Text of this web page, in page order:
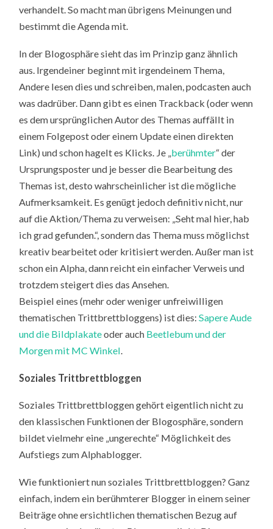
verhandelt. So macht man übrigens Meinungen und
bestimmt die Agenda mit.
In der Blogosphäre sieht das im Prinzip ganz ähnlich
aus. Irgendeiner beginnt mit irgendeinem Thema,
Andere lesen dies und schreiben, malen, podcasten auch
was dadrüber. Dann gibt es einen Trackback (oder wenn
es dem ursprünglichen Autor des Themas auffällt in
einem Folgepost oder einem Update einen direkten
Link) und schon hagelt es Klicks. Je „berühmter“ der
Ursprungsposter und je besser die Bearbeitung des
Themas ist, desto wahrscheinlicher ist die mögliche
Aufmerksamkeit. Es genügt jedoch definitiv nicht, nur
auf die Aktion/Thema zu verweisen: „Seht mal hier, hab
ich grad gefunden.“, sondern das Thema muss möglichst
kreativ bearbeitet oder kritisiert werden. Außer man ist
schon ein Alpha, dann reicht ein einfacher Verweis und
trotzdem steigert dies das Ansehen.
Beispiel eines (mehr oder weniger unfreiwilligen
thematischen Trittbrettbloggens) ist dies:Sapere Aude
und die Bildplakateoder auch Beetlebum und der
Morgen mit MC Winkel.
Soziales Trittbrettbloggen
Soziales Trittbrettbloggen gehört eigentlich nicht zu
den klassischen Funktionen der Blogosphäre, sondern
bildet vielmehr eine „ungerechte“ Möglichkeit des
Aufstiegs zum Alphablogger.
Wie funktioniert nun soziales Trittbrettbloggen? Ganz
einfach, indem ein berühmterer Blogger in einem seiner
Beiträge ohne ersichtlichen thematischen Bezug auf